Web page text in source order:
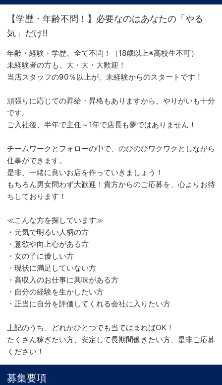
【学歴・年齢不問！】必要なのはあなたの「やる
気」だけ!!
年齢・経験・学歴、全て不問！（18歳以上※高校生不可）
未経験者の方も、大・大・大歓迎！
当店スタッフの90％以上が、未経験からのスタートです！
頑張りに応じての昇給・昇格もありますから、やりがいも十分
です。
ご入社後、半年で主任～1年で店長も夢ではありません！
チームワークとフォローの中で、のびのびワクワクとしながら
仕事ができます。
是非、一緒に良いお店を作っていきましょう！
もちろん男女問わず大歓迎！貴方からのご応募を、心よりお待
ちしております！
≪こんな方を探しています≫
・元気で明るい人柄の方
・意欲や向上心がある方
・女の子に優しい方
・現状に満足していない方
・高収入のお仕事に興味がある方
・自分の経験を生かしたい方
・正当に自分を評価してくれる会社に入りたい方
上記のうち、どれかひとつでも当てはまればOK！
たくさん稼ぎたい方、安定して長期間働きたい方、是非ご応募
ください！
募集要項